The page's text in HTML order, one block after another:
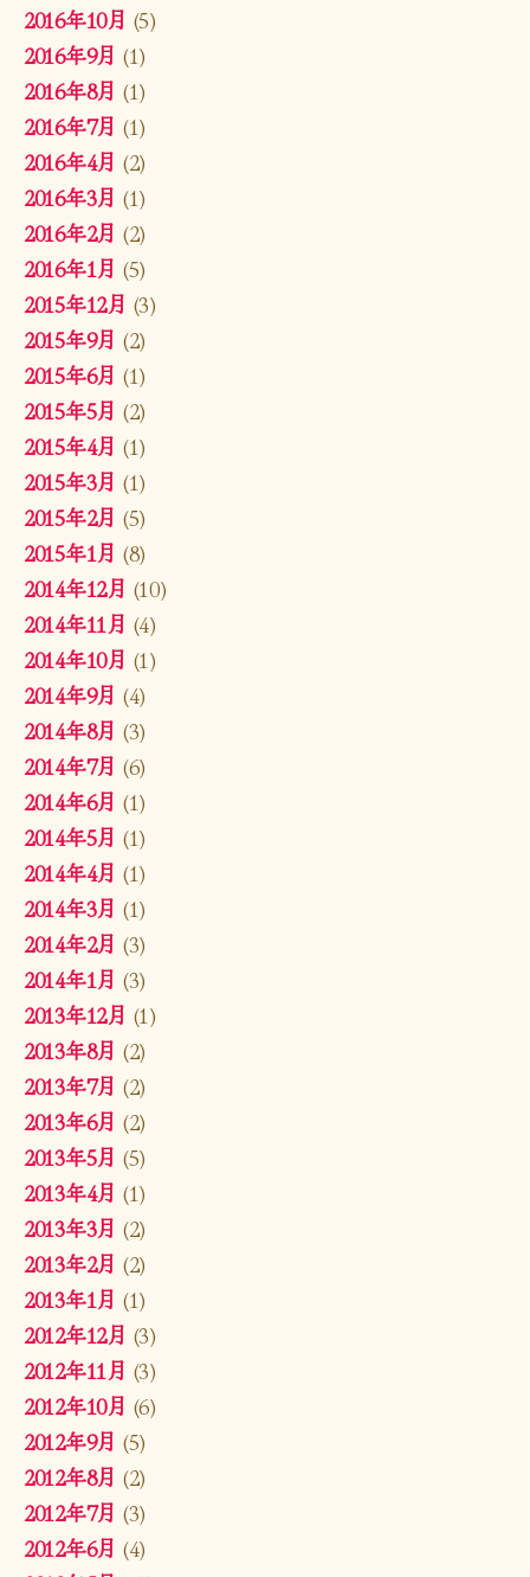
2016年10月 (5)
2016年9月 (1)
2016年8月 (1)
2016年7月 (1)
2016年4月 (2)
2016年3月 (1)
2016年2月 (2)
2016年1月 (5)
2015年12月 (3)
2015年9月 (2)
2015年6月 (1)
2015年5月 (2)
2015年4月 (1)
2015年3月 (1)
2015年2月 (5)
2015年1月 (8)
2014年12月 (10)
2014年11月 (4)
2014年10月 (1)
2014年9月 (4)
2014年8月 (3)
2014年7月 (6)
2014年6月 (1)
2014年5月 (1)
2014年4月 (1)
2014年3月 (1)
2014年2月 (3)
2014年1月 (3)
2013年12月 (1)
2013年8月 (2)
2013年7月 (2)
2013年6月 (2)
2013年5月 (5)
2013年4月 (1)
2013年3月 (2)
2013年2月 (2)
2013年1月 (1)
2012年12月 (3)
2012年11月 (3)
2012年10月 (6)
2012年9月 (5)
2012年8月 (2)
2012年7月 (3)
2012年6月 (4)